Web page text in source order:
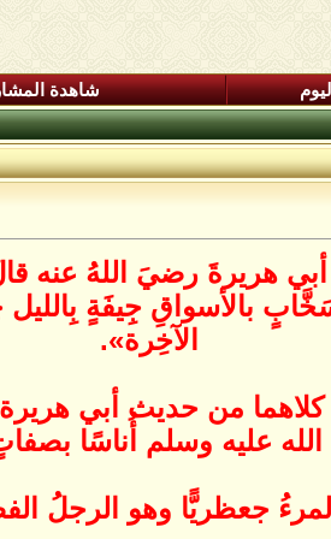
شاهدة
هريرةَ رضيَ اللهُ عنه
جِيفَةٍ بِالليل
الآخِرة».
كلاهما من حديث أبي
الله عليه وسلم أُناسًا
جعظريًّا وهو الرجلُ